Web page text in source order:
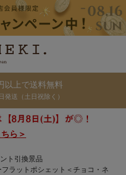
以上で送料無料
送（土日祝除く）
ら＞
ト引換景品
ラットポシェット＜チョコ・ネ